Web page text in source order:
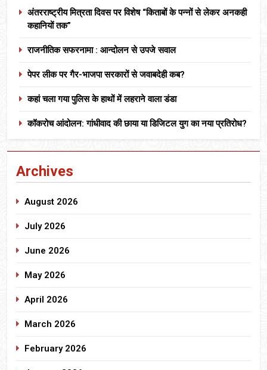
अंतरराष्ट्रीय मित्रता दिवस पर विशेष “किताबों के पन्नों से लेकर अनकही
कहानियों तक”
राजनीतिक सफरनामा : आन्दोलन से उपजे सवाल
पेपर लीक पर गैर-भाजपा सरकारों से जवाबदेही कब?
कहां चला गया पुलिस के हाथों में लहराने वाला डंडा
कॉकरोच आंदोलन: गांधीवाद की छाया या डिजिटल युग का नया प्रतिरोध?
Archives
August 2026
July 2026
June 2026
May 2026
April 2026
March 2026
February 2026